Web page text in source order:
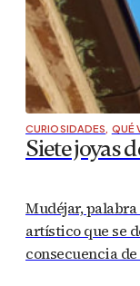
CURIOSIDADES, QUÉ
Siete joyas
Mudéjar,
artístico que se
consecuencia